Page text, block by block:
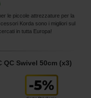
le piccole attrezzature per la
Korda sono i migliori sul
in tutta Europa!
QC Swivel 50cm (x3)